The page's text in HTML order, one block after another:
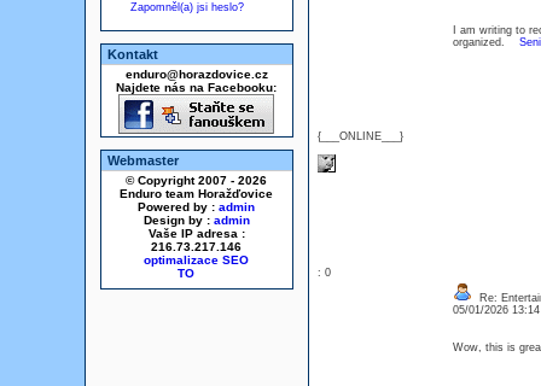
Zapomněl(a) jsi heslo?
Kontakt
enduro@horazdovice.cz
Najdete nás na Facebooku:
Webmaster
© Copyright 2007 - 2026
Enduro team Horažďovice
Powered by : admin
Design by : admin
Vaše IP adresa :
216.73.217.146
optimalizace SEO
{___ONLINE___}
I am writing to
organized.
: 0
Re:
05/01/2026
Wow, this is